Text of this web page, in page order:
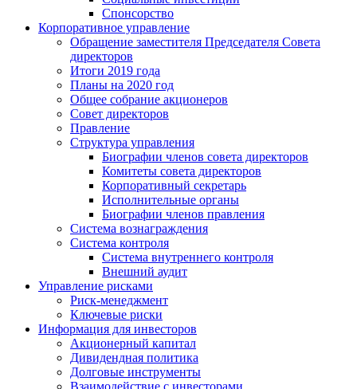
Спонсорство
Корпоративное управление
Обращение заместителя Председателя Совета
директоров
Итоги 2019 года
Планы на 2020 год
Общее собрание акционеров
Совет директоров
Правление
Структура управления
Биографии членов совета директоров
Комитеты совета директоров
Корпоративный секретарь
Исполнительные органы
Биографии членов правления
Система вознаграждения
Система контроля
Система внутреннего контроля
Внешний аудит
Управление рисками
Риск-менеджмент
Ключевые риски
Информация для инвесторов
Акционерный капитал
Дивидендная политика
Долговые инструменты
Взаимодействие с инвеcторами